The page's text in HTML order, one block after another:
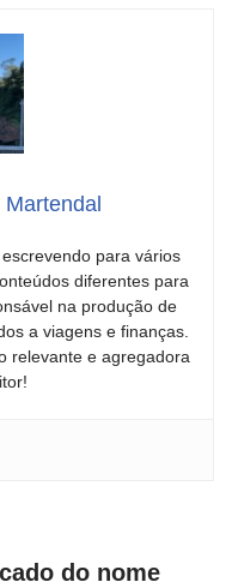
para vários
diferentes para
na produção de
a viagens e finanças.
relevante e agregadora
do nome